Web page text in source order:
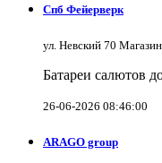
Спб Фейерверк
ул. Невский 70
Батареи салютов
26-06-2026 08:46:00
ARAGO group